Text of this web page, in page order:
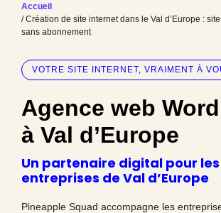
Accueil
/ Création de site internet dans le Val d’Europe :
sans abonnement
VOTRE SITE INTERNET, VRAIMENT À
Agence web
à Val d’Europe
Un partenaire digital pour les
entreprises de Val d’Europe
Pineapple Squad accompagne les